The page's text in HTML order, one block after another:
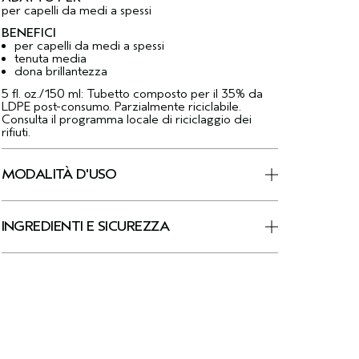
per capelli da medi a spessi
BENEFICI
per capelli da medi a spessi
tenuta media
dona brillantezza
5 fl. oz./150 ml: Tubetto composto per il 35% da
LDPE post-consumo. Parzialmente riciclabile.
Consulta il programma locale di riciclaggio dei
rifiuti.
MODALITÀ D'USO
INGREDIENTI E SICUREZZA